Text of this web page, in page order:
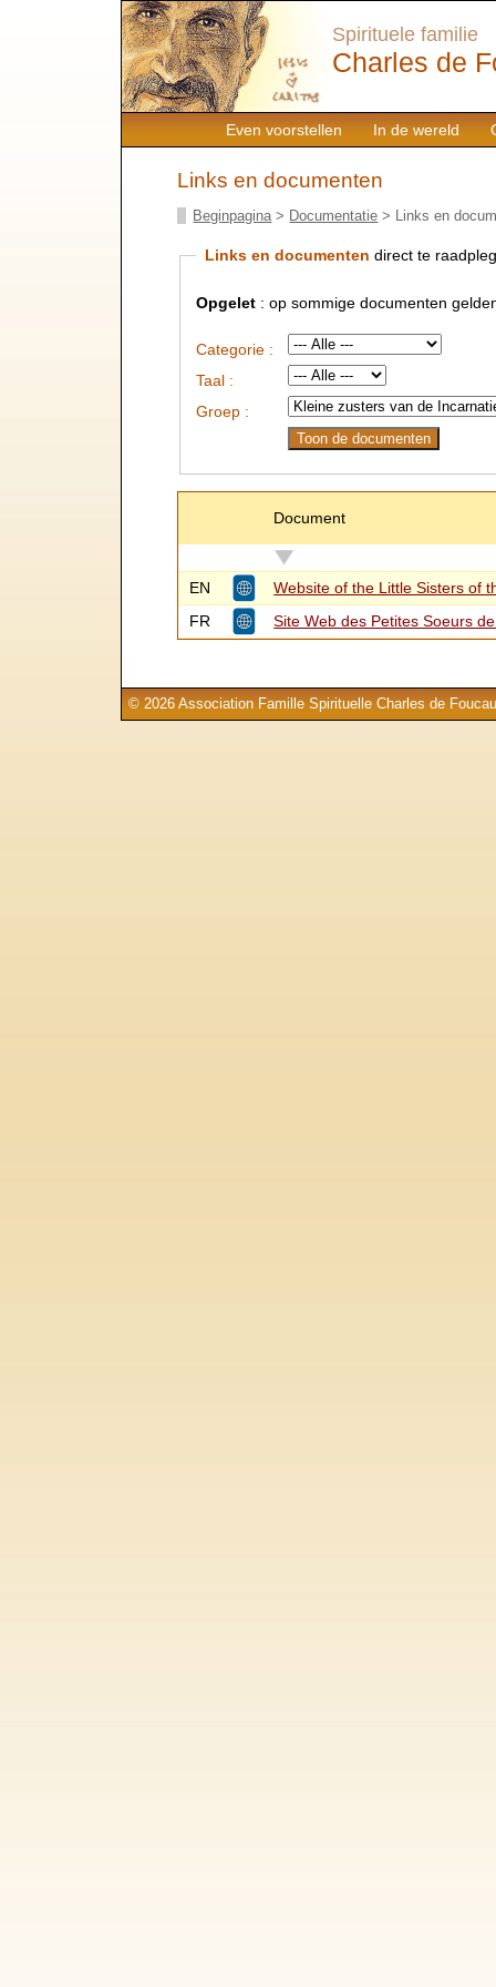
Even voorstellen In de wereld
Spirituele familie
Charles de
Links en documenten
Beginpagina > Documentatie > Links en
Links en documenten direct te
Opgelet : op sommige documenten
Categorie :
Taal :
Groep :
Document
EN
Website of the Little Sisters of
FR
Site Web des Petites Soeurs
© 2026 Association Famille Spirituelle Charles de